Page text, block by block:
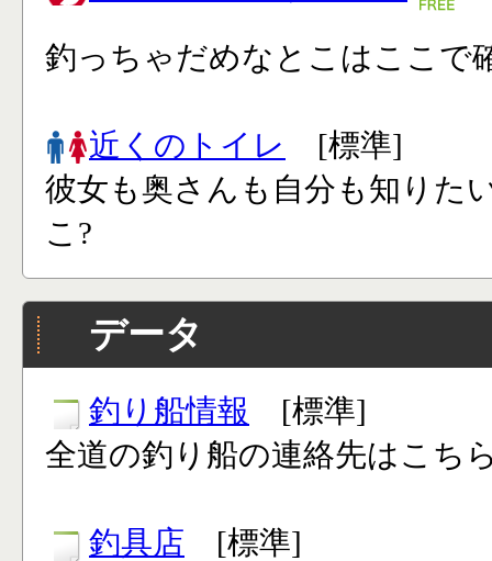
釣っちゃだめなとこはここで
近くのトイレ
[標準]
彼女も奥さんも自分も知りた
こ?
データ
釣り船情報 [標準]
全道の釣り船の連絡先はこち
釣具店 [標準]